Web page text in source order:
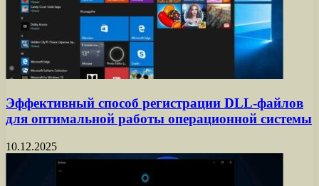
Эффективный способ регистрации DLL-файлов
для оптимальной работы операционной системы
10.12.2025